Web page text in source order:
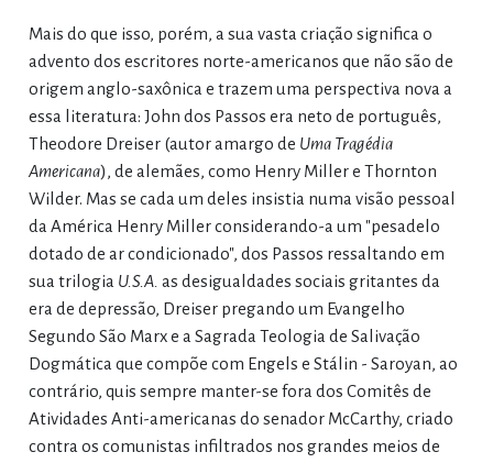
Mais do que isso, porém, a sua vasta criação significa o
advento dos escritores norte-americanos que não são de
origem anglo-saxônica e trazem uma perspectiva nova a
essa literatura: John dos Passos era neto de português,
Theodore Dreiser (autor amargo de Uma Tragédia
Americana), de alemães, como Henry Miller e Thornton
Wilder. Mas se cada um deles insistia numa visão pessoal
da América Henry Miller considerando-a um "pesadelo
dotado de ar condicionado", dos Passos ressaltando em
sua trilogia U.S.A. as desigualdades sociais gritantes da
era de depressão, Dreiser pregando um Evangelho
Segundo São Marx e a Sagrada Teologia de Salivação
Dogmática que compõe com Engels e Stálin - Saroyan, ao
contrário, quis sempre manter-se fora dos Comitês de
Atividades Anti-americanas do senador McCarthy, criado
contra os comunistas infiltrados nos grandes meios de